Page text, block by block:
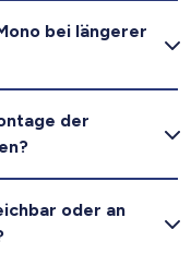
bei längerer
der
oder an